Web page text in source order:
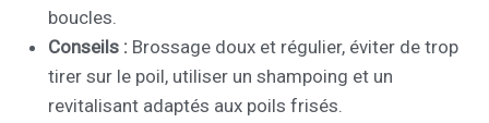
boucles.
Conseils : Brossage doux et régulier, éviter de trop
tirer sur le poil, utiliser un shampoing et un
revitalisant adaptés aux poils frisés.